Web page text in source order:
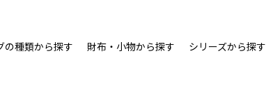
の種類から探す 財布・小物から探す シリーズから探す